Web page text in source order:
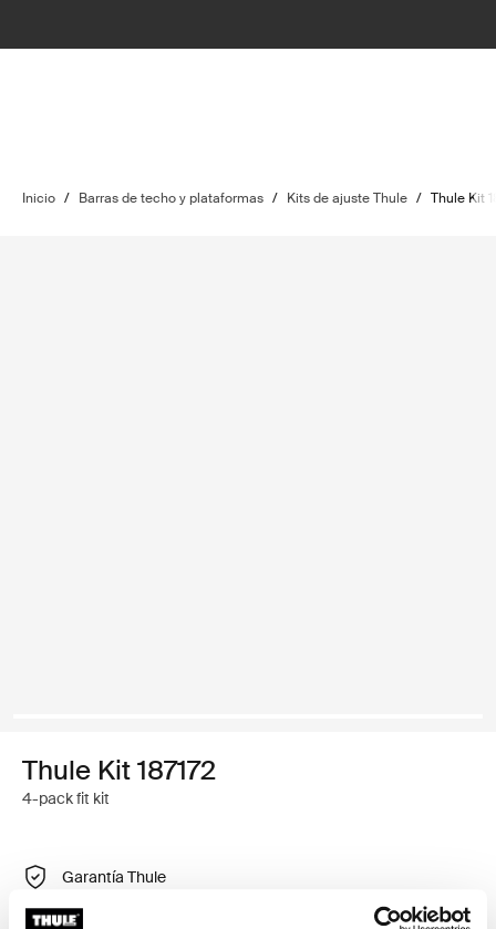
Inicio / Barras de techo y plataformas / Kits de ajuste Thule / Thule Kit
Thule Kit 187172
4-pack fit kit
Garantía Thule
Encontrar en tienda